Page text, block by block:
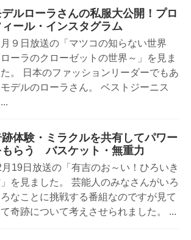
デルローラさんの私服大公開！プロ
ィール・インスタグラム
月９日放送の「マツコの知らない世界
ローラのクローゼットの世界～」を見ま
た。 日本のファッションリーダーでもあ
デルのローラさん。 ベストジーニス
体験・ミラクルを共有してパワー
もらう バスケット・無重力
月19日放送の「有吉のお～い！ひろいき
を見ました。 芸能人のみなさんがいろ
なことに挑戦する番組なのですが見て
奇跡について考えさせられました。 ...